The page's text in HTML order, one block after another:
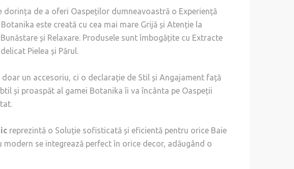
dorința de a oferi Oaspeților dumneavoastră o Experiență
este creată cu cea mai mare Grijă și Atenție la
și Relaxare. Produsele sunt îmbogățite cu Extracte
Pielea și Părul.
doar un accesoriu, ci o declarație de Stil și Angajament față
și proaspăt al gamei Botanika îi va încânta pe Oaspeții
reprezintă o Soluție sofisticată și eficientă pentru orice Baie
modern se integrează perfect în orice decor, adăugând o